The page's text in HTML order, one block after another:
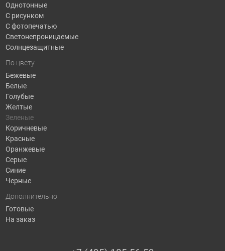
Однотонные
С рисунком
С фотопечатью
Светонепроницаемые
Солнцезащитные
По цвету
Бежевые
Белые
Голубые
Желтые
Зеленые
Коричневые
Красные
Оранжевые
Серые
Синие
Черные
Дополнительно
Готовые
На заказ